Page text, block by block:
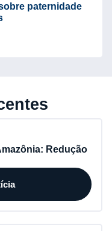
paternidade
Redução